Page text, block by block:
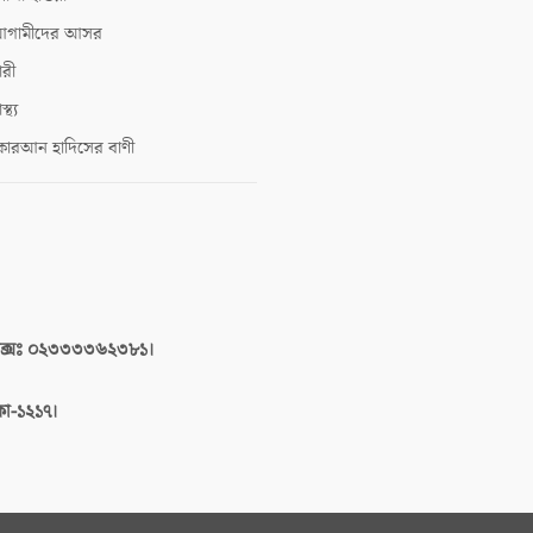
আসর
হাদিসের বাণী
০২৩৩৩৩৬২৩৮১।
১২১৭।